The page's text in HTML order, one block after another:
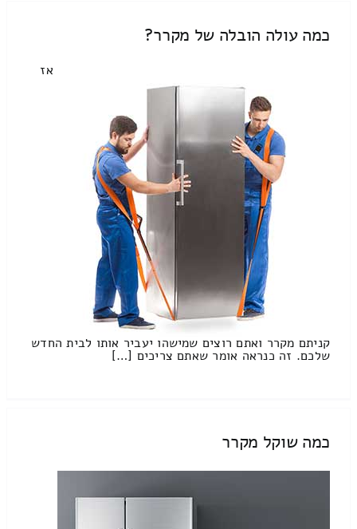
כמה עולה הובלה של מקרר?
אז
קניתם מקרר ואתם רוצים שמישהו יעביר אותו לבית החדש
שלכם. זה כנראה אומר שאתם צריכים […]
כמה שוקל מקרר